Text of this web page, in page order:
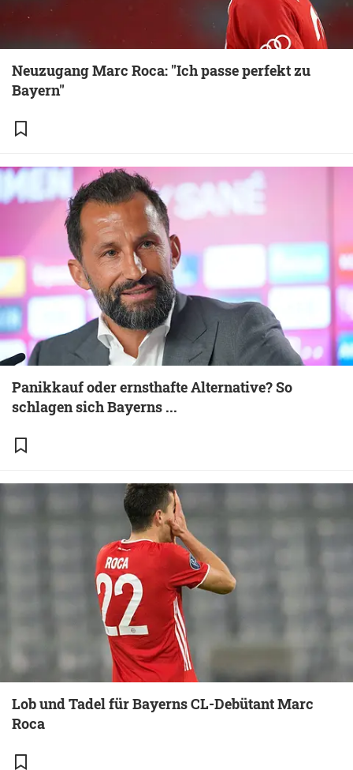
Neuzugang Marc Roca: "Ich passe perfekt zu
Bayern"
Panikkauf oder ernsthafte Alternative? So
schlagen sich Bayerns ...
Lob und Tadel für Bayerns CL-Debütant Marc
Roca